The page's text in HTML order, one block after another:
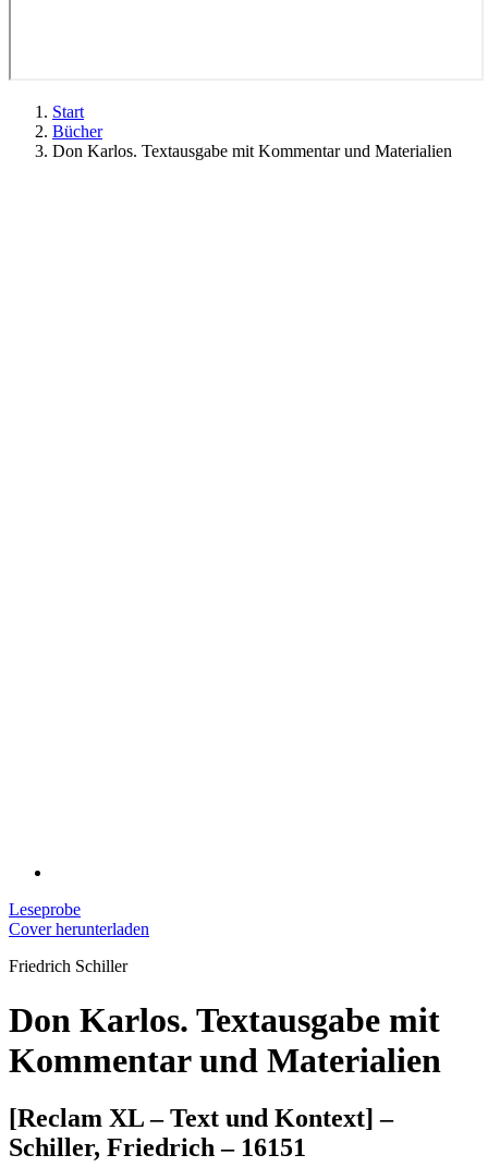
Start
Bücher
Don Karlos. Textausgabe mit Kommentar und Materialien
Leseprobe
Cover herunterladen
Friedrich Schiller
Don Karlos. Textausgabe mit
Kommentar und Materialien
[Reclam XL – Text und Kontext] –
Schiller, Friedrich – 16151